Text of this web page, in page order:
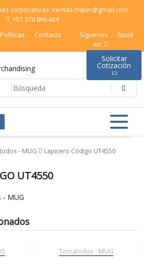
corporativas: ventaschiper@gmail.com
+51 970 866 424
Políticas Contacto
Síguenos
en:
Stock
| Merchandising
- MUG Lapicero Código UT4550
UT4550
MUG
Tomatodos - MUG
Solicitar
Cotización